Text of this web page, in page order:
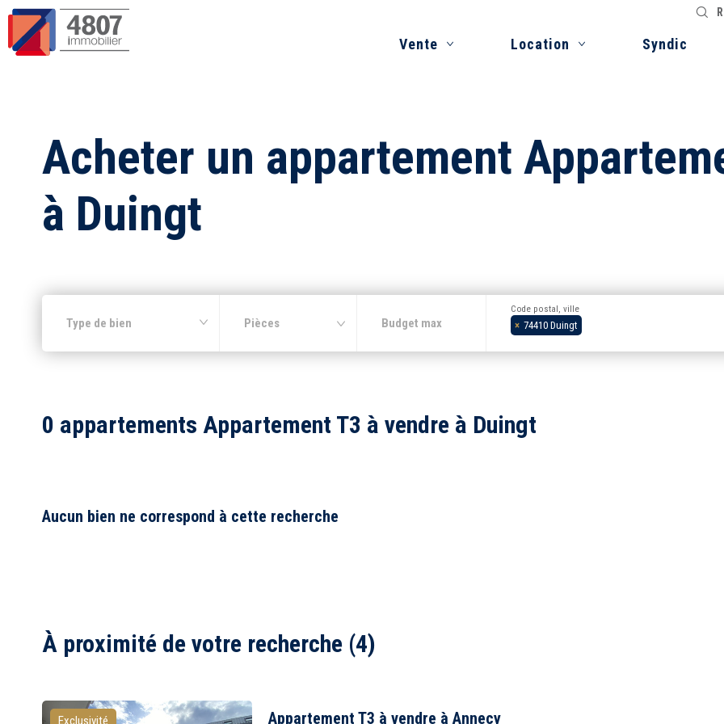
Vente Location Syndic
Acheter un appartement
à Duingt
Type de bien Pièces
3
4
× 74410 Duingt
Code postal, ville
0 appartements Appartement T3 à vendre à Duingt
Aucun bien ne correspond à cette recherche
À proximité de votre recherche (4)
Exclusivité Appartement T3 à vendre à Annecy